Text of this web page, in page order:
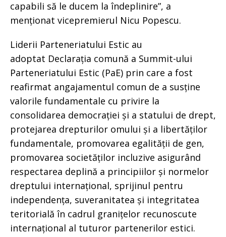
capabili să le ducem la îndeplinire”, a
menționat vicepremierul Nicu Popescu.
Liderii Parteneriatului Estic au
adoptat Declarația comună a Summit-ului
Parteneriatului Estic (PaE) prin care a fost
reafirmat angajamentul comun de a susține
valorile fundamentale cu privire la
consolidarea democrației și a statului de drept,
protejarea drepturilor omului și a libertăților
fundamentale, promovarea egalității de gen,
promovarea societăților incluzive asigurând
respectarea deplină a principiilor și normelor
dreptului internațional, sprijinul pentru
independența, suveranitatea și integritatea
teritorială în cadrul granițelor recunoscute
internațional al tuturor partenerilor estici.